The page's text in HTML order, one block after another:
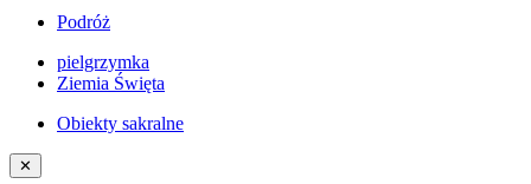
Podróż
pielgrzymka
Ziemia Święta
Obiekty sakralne
✕